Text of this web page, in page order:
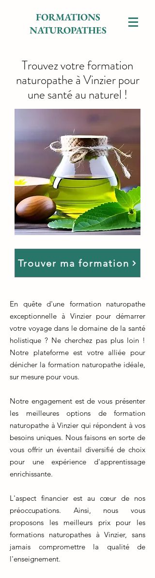
FORMATIONS
NATUROPATHES
Trouvez votre formation
naturopathe à Vinzier pour
une santé au naturel !
Trouver ma formation
En quête d'une formation naturopathe
exceptionnelle à Vinzier pour démarrer
votre voyage dans le domaine de la santé
holistique ? Ne cherchez pas plus loin !
Notre plateforme est votre alliée pour
dénicher la formation naturopathe idéale,
sur mesure pour vous.
Notre engagement est de vous présenter
les meilleures options de formation
naturopathe à Vinzier qui répondent à vos
besoins uniques. Nous faisons en sorte de
vous offrir un éventail diversifié de choix
pour une expérience d'apprentissage
enrichissante.
L'aspect financier est au cœur de nos
préoccupations. Ainsi, nous vous
proposons les meilleurs prix pour les
formations naturopathes à Vinzier, sans
jamais compromettre la qualité de
l'enseignement.